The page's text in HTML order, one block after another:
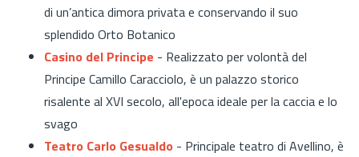
di un’antica dimora privata e conservando il suo
splendido Orto Botanico
Casino del Principe - Realizzato per volontà del
Principe Camillo Caracciolo, è un palazzo storico
risalente al XVI secolo, all'epoca ideale per la caccia e lo
svago
Teatro Carlo Gesualdo - Principale teatro di Avellino, è